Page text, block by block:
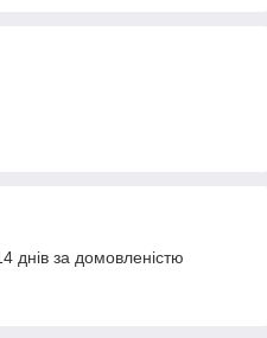
днів за домовленістю